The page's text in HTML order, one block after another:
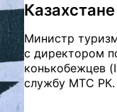
Казахстане
Министр
с директором
конькобежцев
службу МТС РК.